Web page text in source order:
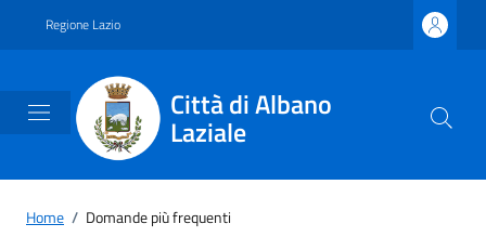
Regione Lazio
Città di Albano
Laziale
Home / Domande più frequenti